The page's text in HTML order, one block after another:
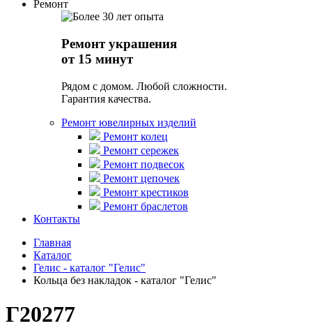
Ремонт
Ремонт украшения
от 15 минут
Рядом с домом. Любой сложности.
Гарантия качества.
Ремонт ювелирных изделий
Ремонт колец
Ремонт сережек
Ремонт подвесок
Ремонт цепочек
Ремонт крестиков
Ремонт браслетов
Контакты
Главная
Каталог
Гелис - каталог "Гелис"
Кольца без накладок - каталог "Гелис"
Г20277